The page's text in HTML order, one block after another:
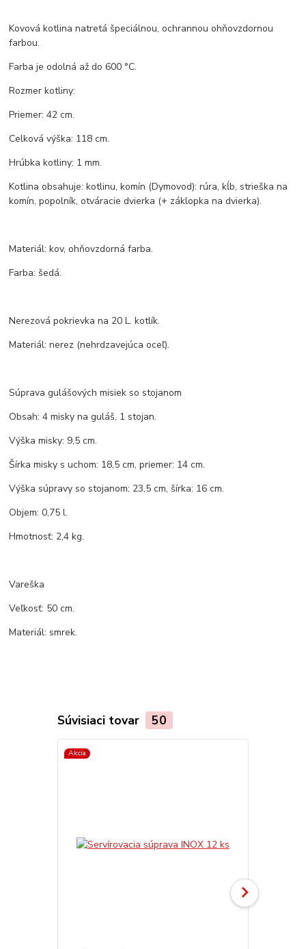
Kovová kotlina natretá špeciálnou, ochrannou ohňovzdornou
farbou.
Farba je odolná až do 600 °C.
Rozmer kotliny:
Priemer: 42 cm.
Celková výška: 118 cm.
Hrúbka kotliny: 1 mm.
Kotlina obsahuje: kotlinu, komín (Dymovod): rúra, kĺb, strieška na
komín, popolník, otváracie dvierka (+ záklopka na dvierka).
Materiál: kov, ohňovzdorná farba.
Farba: šedá.
Nerezová pokrievka na 20 L. kotlík.
Materiál: nerez (nehrdzavejúca oceľ).
Súprava gulášových misiek so stojanom
Obsah: 4 misky na guláš, 1 stojan.
Výška misky: 9,5 cm.
Šírka misky s uchom: 18,5 cm, priemer: 14 cm.
Výška súpravy so stojanom: 23,5 cm, šírka: 16 cm.
Objem: 0,75 l.
Hmotnosť: 2,4 kg.
Vareška
Veľkosť: 50 cm.
Materiál: smrek.
Súvisiaci tovar 50
Akcia